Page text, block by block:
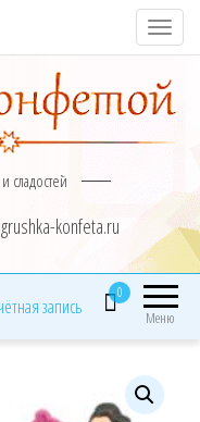
П
о
к
ь
/
С
ы
сладостей
konfeta.ru
Меню
0
запись